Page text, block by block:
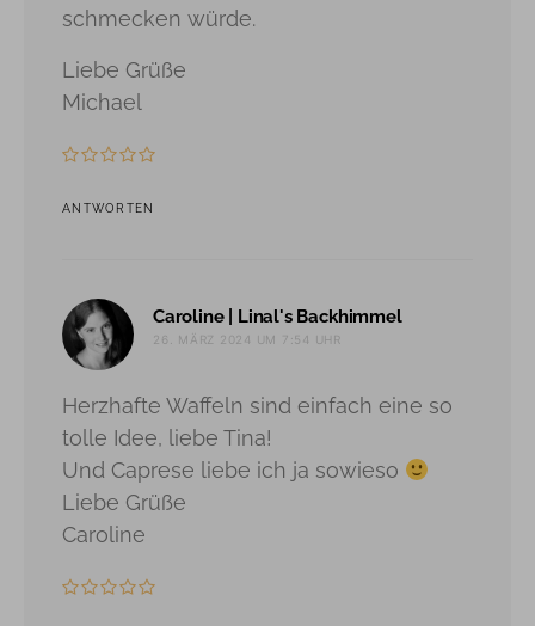
schmecken würde.
Liebe Grüße
Michael
ANTWORTEN
Caroline | Linal's Backhimmelsagt:
26. MÄRZ 2024 UM 7:54 UHR
Herzhafte Waffeln sind einfach eine so
tolle Idee, liebe Tina!
Und Caprese liebe ich ja sowieso
Liebe Grüße
Caroline